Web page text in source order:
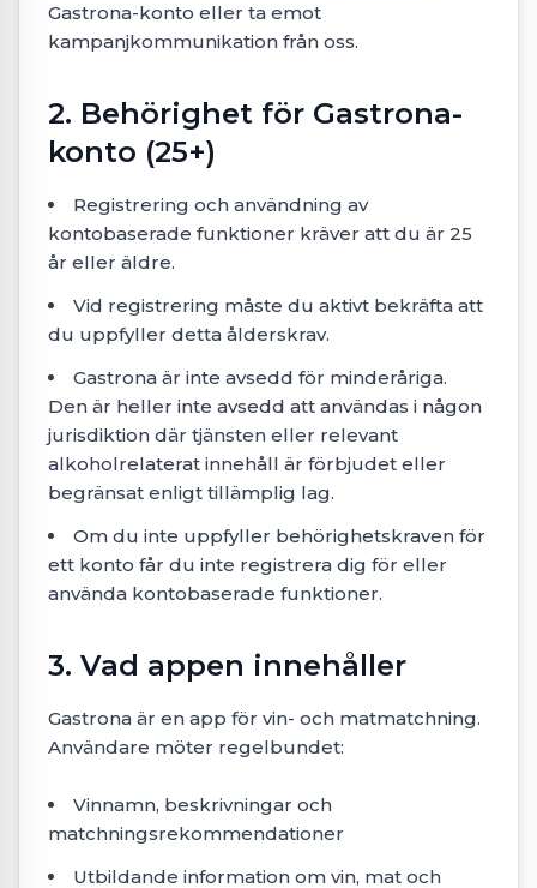
Gastrona-konto eller ta emot
kampanjkommunikation från oss.
2. Behörighet för Gastrona-
konto (25+)
Registrering och användning av
kontobaserade funktioner kräver att du är 25
år eller äldre.
Vid registrering måste du aktivt bekräfta att
du uppfyller detta ålderskrav.
Gastrona är inte avsedd för minderåriga.
Den är heller inte avsedd att användas i någon
jurisdiktion där tjänsten eller relevant
alkoholrelaterat innehåll är förbjudet eller
begränsat enligt tillämplig lag.
Om du inte uppfyller behörighetskraven för
ett konto får du inte registrera dig för eller
använda kontobaserade funktioner.
3. Vad appen innehåller
Gastrona är en app för vin- och matmatchning.
Användare möter regelbundet:
Vinnamn, beskrivningar och
matchningsrekommendationer
Utbildande information om vin, mat och